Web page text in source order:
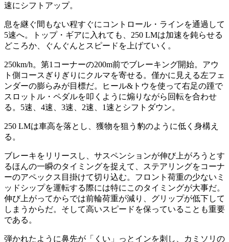
速にシフトアップ。
息を継ぐ間もない程すぐにコントロール・ラインを通過して
5速へ。トップ・ギアに入れても、250 LMは加速を鈍らせる
どころか、ぐんぐんとスピードを上げていく。
250km/h。第1コーナーの200m前でブレーキング開始。アウ
ト側コースぎりぎりにクルマを寄せる。僅かに見える左フェ
ンダーの膨らみが目標だ。ヒール&トウを使って右足の踵で
スロットル・ペダルを叩くように煽りながら回転を合わせ
る。5速、4速、3速、2速、1速とシフトダウン。
250 LMは車高を落とし、獲物を狙う豹のように低く身構え
る。
ブレーキをリリースし、サスペンションが伸び上がろうとす
るほんの一瞬のタイミングを捉えて、ステアリングをコーナ
ーのアペックス目掛けて切り込む。フロント荷重の少ないミ
ッドシップを運転する際には特にこのタイミングが大事だ。
伸び上がってからでは前輪荷重が減り、グリップが低下して
しまうからだ。そして高いスピードを保っていることも重要
である。
弾かれたように鼻先が「くい」っとインを刺し、カミソリの